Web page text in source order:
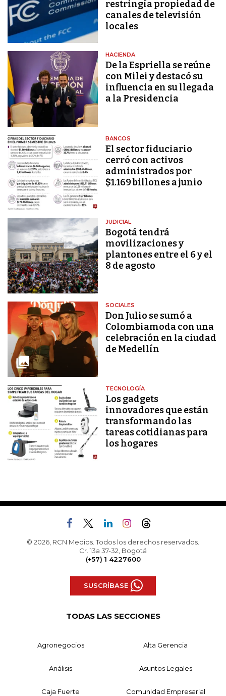
restringía propiedad de
canales de televisión
locales
HACIENDA
De la Espriella se reúne
con Milei y destacó su
influencia en su llegada
a la Presidencia
BANCOS
El sector fiduciario
cerró con activos
administrados por
$1.169 billones a junio
JUDICIAL
Bogotá tendrá
movilizaciones y
plantones entre el 6 y el
8 de agosto
SOCIALES
Don Julio se sumó a
Colombiamoda con una
celebración en la ciudad
de Medellín
TECNOLOGÍA
Los gadgets
innovadores que están
transformando las
tareas cotidianas para
los hogares
© 2026, RCN Medios. Todos los derechos reservados.
Cr. 13a 37-32, Bogotá
(+57) 1 4227600
SUSCRÍBASE
TODAS LAS SECCIONES
Agronegocios Alta Gerencia
Análisis Asuntos Legales
Caja Fuerte Comunidad Empresarial